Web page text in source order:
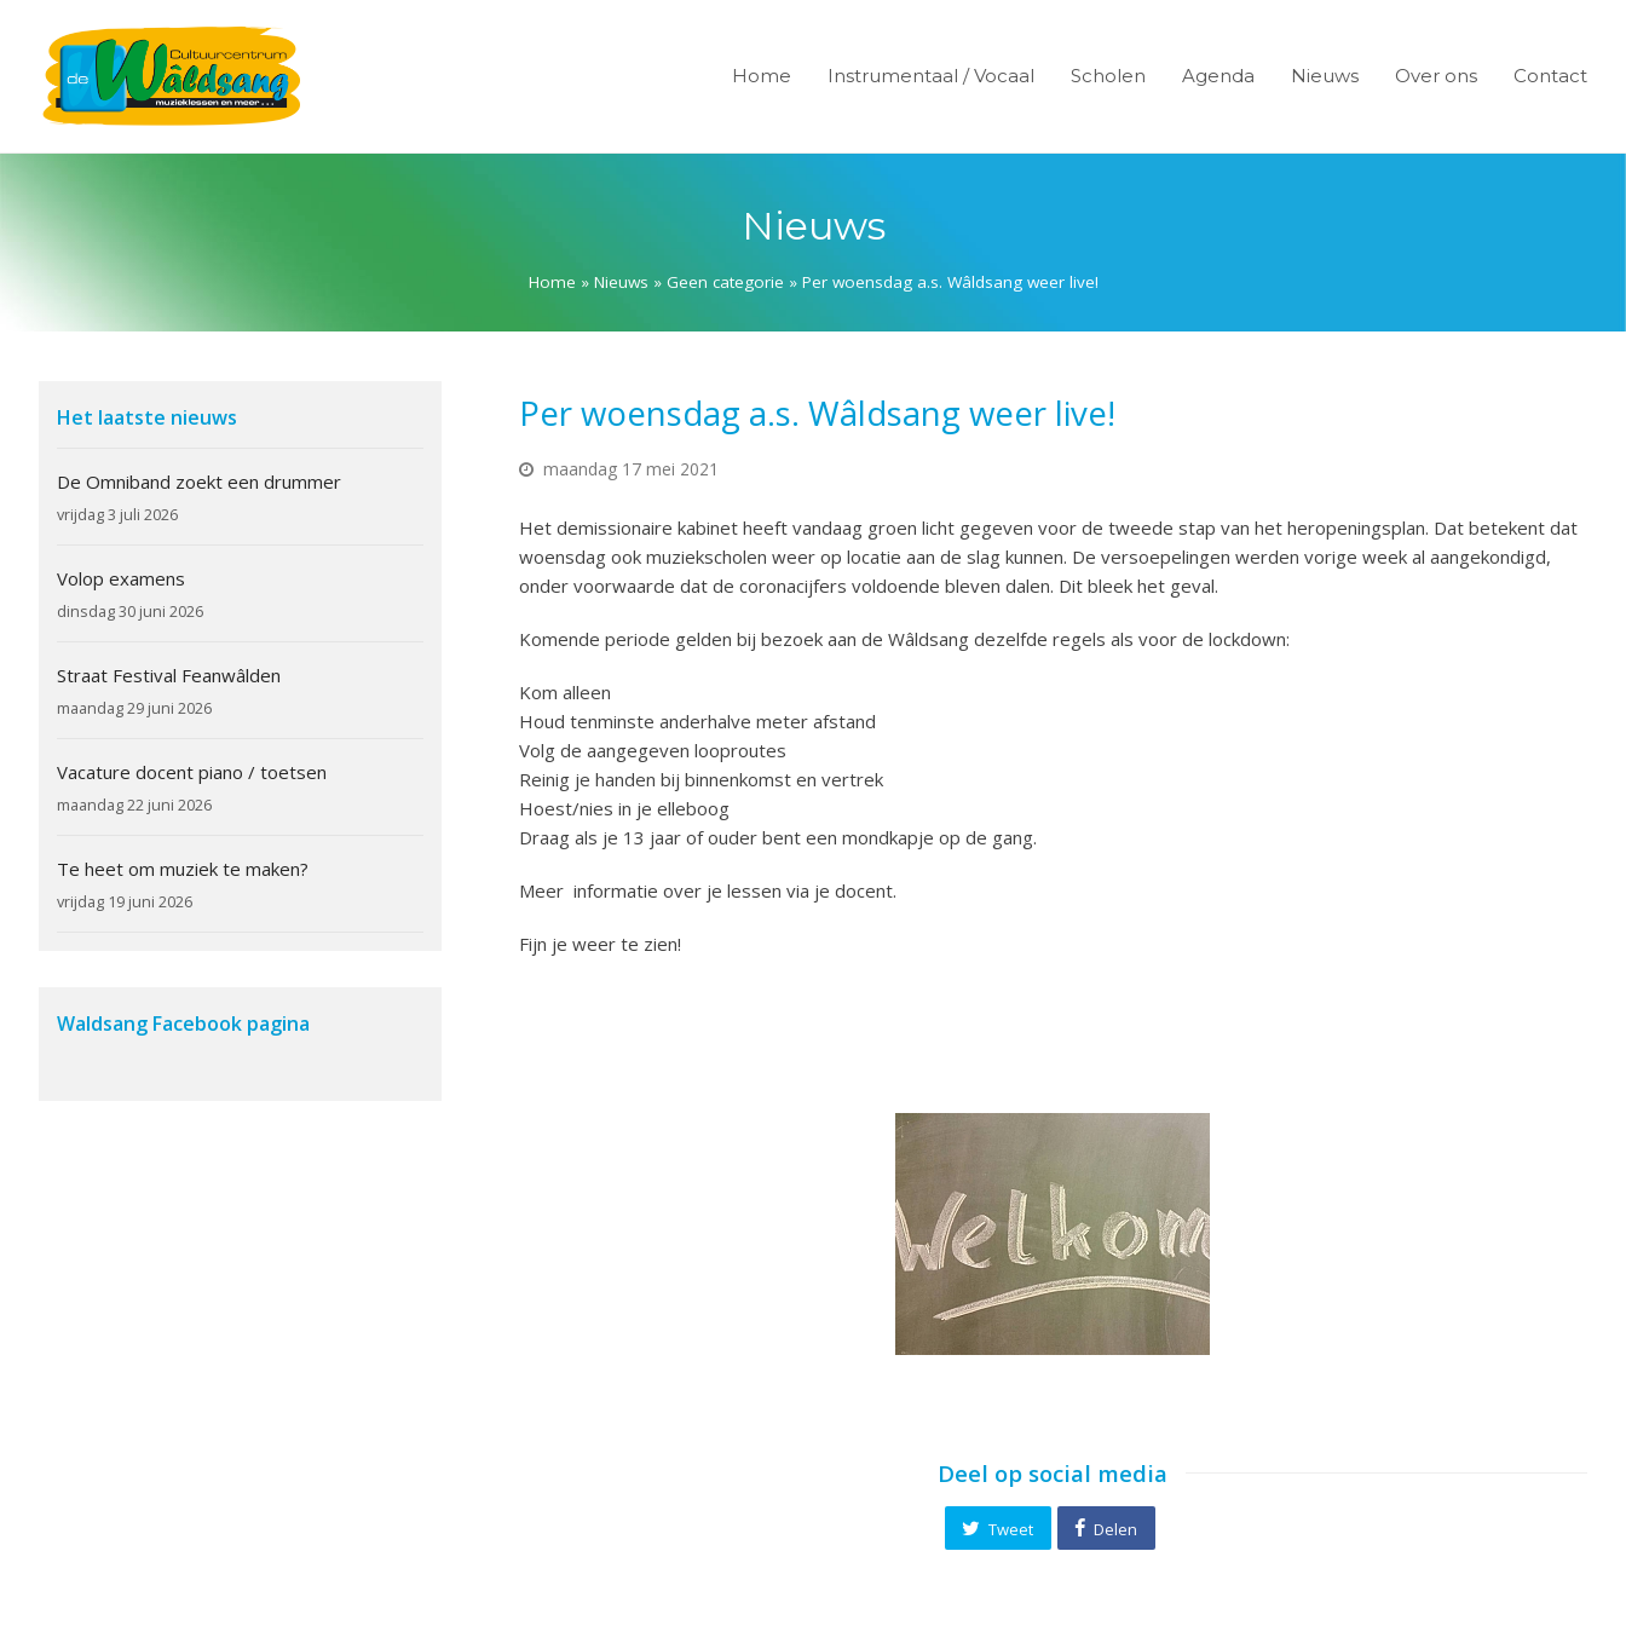
Home Instrumentaal / Vocaal Scholen Agenda Nieuws Over ons Contact
Nieuws
Home » Nieuws » Geen categorie » Per woensdag a.s. Wâldsang weer live!
Per woensdag a.s. Wâldsang weer live!
maandag 17 mei 2021
Het demissionaire kabinet heeft vandaag groen licht gegeven voor de tweede stap van het heropeningsplan. Dat betekent dat
woensdag ook muziekscholen weer op locatie aan de slag kunnen. De versoepelingen werden vorige week al aangekondigd,
onder voorwaarde dat de coronacijfers voldoende bleven dalen. Dit bleek het geval.
Komende periode gelden bij bezoek aan de Wâldsang dezelfde regels als voor de lockdown:
Kom alleen
Houd tenminste anderhalve meter afstand
Volg de aangegeven looproutes
Reinig je handen bij binnenkomst en vertrek
Hoest/nies in je elleboog
Draag als je 13 jaar of ouder bent een mondkapje op de gang.
Meer informatie over je lessen via je docent.
Fijn je weer te zien!
Deel op social media
Tweet Delen
Het laatste nieuws
De Omniband zoekt een drummer
vrijdag 3 juli 2026
Volop examens
dinsdag 30 juni 2026
Straat Festival Feanwâlden
maandag 29 juni 2026
Vacature docent piano / toetsen
maandag 22 juni 2026
Te heet om muziek te maken?
vrijdag 19 juni 2026
Waldsang Facebook pagina